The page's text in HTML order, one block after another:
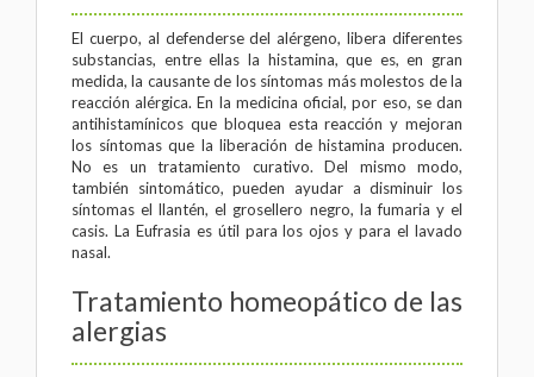
El cuerpo, al defenderse del alérgeno, libera diferentes
substancias, entre ellas la histamina, que es, en gran
medida, la causante de los síntomas más molestos de la
reacción alérgica. En la medicina oficial, por eso, se dan
antihistamínicos que bloquea esta reacción y mejoran
los síntomas que la liberación de histamina producen.
No es un tratamiento curativo. Del mismo modo,
también sintomático, pueden ayudar a disminuir los
síntomas el llantén, el grosellero negro, la fumaria y el
casis. La Eufrasia es útil para los ojos y para el lavado
nasal.
Tratamiento homeopático de las
alergias